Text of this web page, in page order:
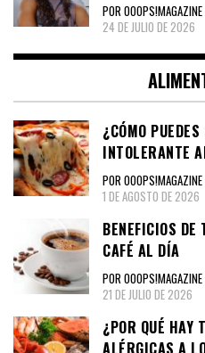
POR OOOPS!MAGAZINE
24 DE JULIO DE 2026
¿CÓMO
INTOLERANTE
POR OOOPS!MAGAZINE
1 DE AGOSTO DE 2026
BENEFICIOS
CAFÉ AL DÍA
POR OOOPS!MAGAZINE
21 DE JULIO DE 2026
¿POR QUÉ HAY
ALÉRGICAS A